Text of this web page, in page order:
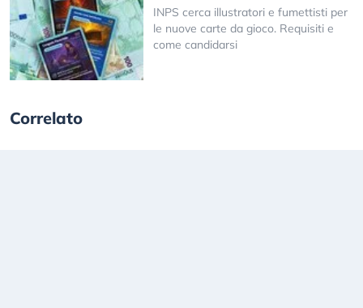
INPS cerca illustratori e fumettisti per
le nuove carte da gioco. Requisiti e
come candidarsi
Correlato